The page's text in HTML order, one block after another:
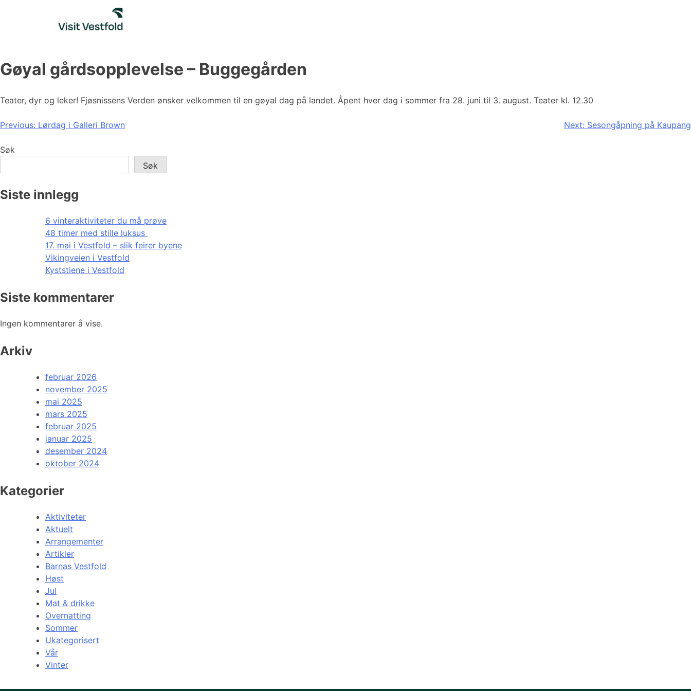
Gøyal gårdsopplevelse – Buggegården
Teater, dyr og leker! Fjøsnissens Verden ønsker velkommen til en gøyal dag på landet. Åpent hver dag i sommer fra 28. juni til 3. august. Teater kl. 12.30
Innleggsnavigasjon
Previous: Lørdag i Galleri Brown Next: Sesongåpning på Kaupang
Søk
Søk
Siste innlegg
6 vinteraktiviteter du må prøve
48 timer med stille luksus
17. mai i Vestfold – slik feirer byene
Vikingveien i Vestfold
Kyststiene i Vestfold
Siste kommentarer
Ingen kommentarer å vise.
Arkiv
februar 2026
november 2025
mai 2025
mars 2025
februar 2025
januar 2025
desember 2024
oktober 2024
Kategorier
Aktiviteter
Aktuelt
Arrangementer
Artikler
Barnas Vestfold
Høst
Jul
Mat & drikke
Overnatting
Sommer
Ukategorisert
Vår
Vinter